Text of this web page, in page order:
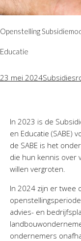
Openstelling
Educatie
23 mei 2024Subsidies
In 2023 is de
en Educatie (SABE)
de SABE is het
die hun kennis over
willen vergroten.
In 2024 zijn er twee
advies- en
ondernemers